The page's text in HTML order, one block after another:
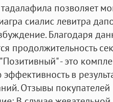
позволяет
сиалис левитра
Благодаря
продолжительность
- это
в
Отзывы